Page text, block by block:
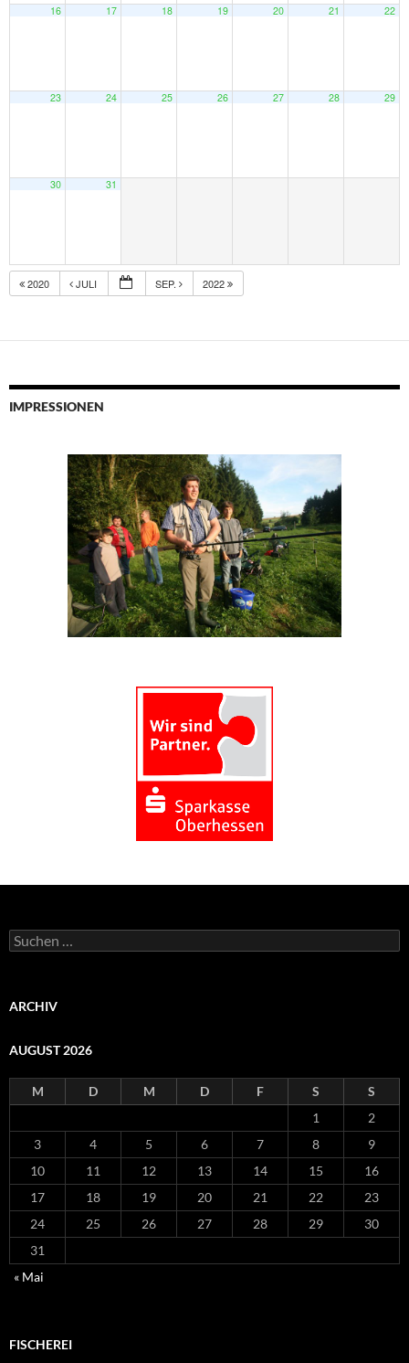
16 17 18 19 20 21 22
23 24 25 26 27 28 29
30 31
2020 JULI SEP. 2022
IMPRESSIONEN
Suchen
nach:
ARCHIV
AUGUST 2026
M D M D F S
S
1
2
3
4 5 6 7 8
9
10
11 12 13 14 15
16
17
18 19 20 21 22
23
24
25 26 27 28 29
30
31
« Mai
FISCHEREI